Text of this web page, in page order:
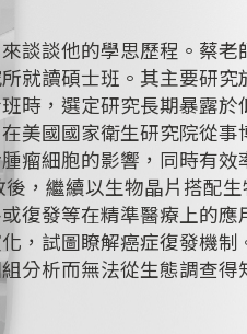
談談他的學思歷程。蔡
就讀碩士班。其主要研
時，選定研究長期暴露
美國國家衛生研究院從
瘤細胞的影響，同時有
，繼續以生物晶片搭配
復發等在精準醫療上的
，試圖瞭解癌症復發機
分析而無法從生態調查